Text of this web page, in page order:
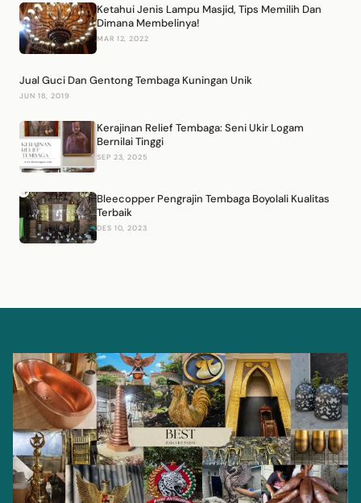
Ketahui Jenis Lampu Masjid, Tips Memilih Dan
Dimana Membelinya!
MAR 12, 2022
Jual Guci Dan Gentong Tembaga Kuningan Unik
JUN 18, 2019
Kerajinan Relief Tembaga: Seni Ukir Logam
Bernilai Tinggi
SEP 23, 2025
Bleecopper Pengrajin Tembaga Boyolali Kualitas
Terbaik
DES 10, 2023